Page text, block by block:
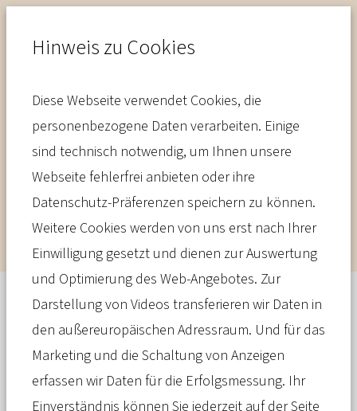
Beiträge
So kalkuliert eine
Versicherung die Beiträge
Infoseite
Für die Beitragskalkulation in der
Privaten Krankenversicherung gibt es
strenge rechtliche Vorgaben. Eine
Hinweis zu Cookies
Diese Webseite verwendet Cookies, die
personenbezogene Daten verarbeiten. Einige
sind technisch notwendig, um Ihnen unsere
Webseite fehlerfrei anbieten oder ihre
Datenschutz-Präferenzen speichern zu können.
Weitere Cookies werden von uns erst nach Ihrer
Einwilligung gesetzt und dienen zur Auswertung
und Optimierung des Web-Angebotes. Zur
Darstellung von Videos transferieren wir Daten in
den außereuropäischen Adressraum. Und für das
Marketing und die Schaltung von Anzeigen
erfassen wir Daten für die Erfolgsmessung. Ihr
Einverständnis können Sie jederzeit auf der Seite